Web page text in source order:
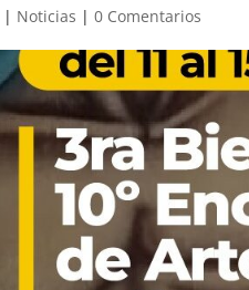
| Noticias |0 Comentarios